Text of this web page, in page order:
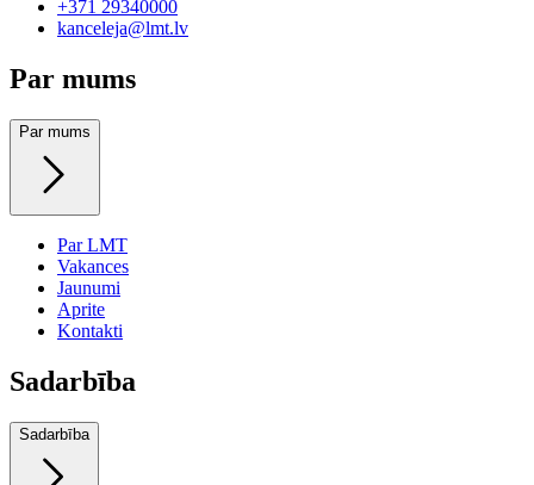
+371 29340000
kanceleja@lmt.lv
Par mums
Par mums
Par LMT
Vakances
Jaunumi
Aprite
Kontakti
Sadarbība
Sadarbība